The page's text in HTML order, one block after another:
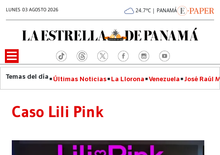
LUNES 03 AGOSTO 2026 24.7°C | PANAMÁ
Últimas Noticias La Llorona Venezuela José Raúl
Caso Lili Pink